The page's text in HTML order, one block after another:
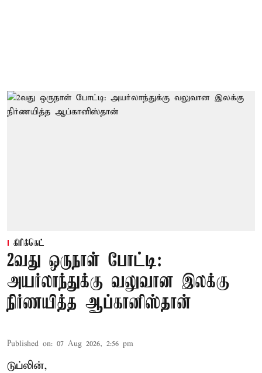
கிரிக்கெட்
2வது ஒருநாள் போட்டி:
அயர்லாந்துக்கு வலுவான இலக்கு
நிர்ணயித்த ஆப்கானிஸ்தான்
Published on: 07 Aug 2026, 2:56 pm
டுப்லின்,